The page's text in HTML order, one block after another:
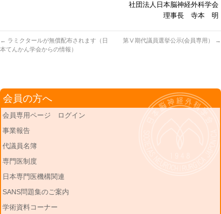
社団法人日本脳神経外科学会
理事長 寺本 明
← ラミクタールが無償配布されます（日
本てんかん学会からの情報）
第Ⅴ期代議員選挙公示(会員専用） →
会員の方へ
会員専用ページ ログイン
事業報告
代議員名簿
専門医制度
日本専門医機構関連
SANS問題集のご案内
学術資料コーナー